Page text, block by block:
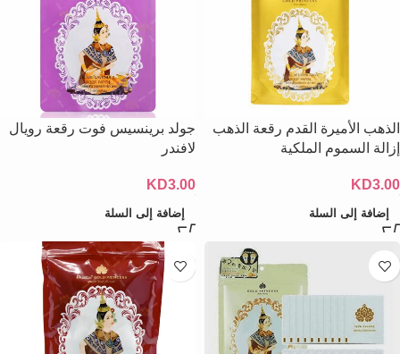
الذهب الأميرة القدم رقعة الذهب
إزالة السموم الملكية
KD3.00
إضافة إلى السلة
جولد برينسيس فوت رقعة رويال
لافندر
KD3.00
إضافة إلى السلة